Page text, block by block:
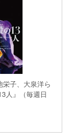
子、大泉洋ら
人』（毎週日